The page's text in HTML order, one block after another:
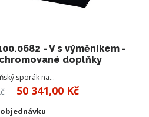
- V s výměníkem -
doplňky
sporák na…
50 341,00 Kč